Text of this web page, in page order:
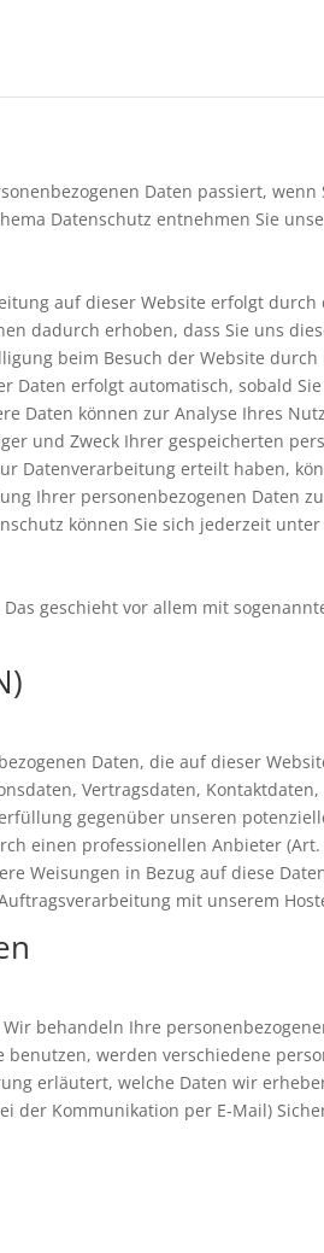
Daten passiert,
Datenschutz entnehmen Sie
auf dieser Website erfolgt
dadurch erhoben, dass Sie uns
beim Besuch der Website
Daten erfolgt automatisch, sobald
Daten können zur Analyse Ihres
und Zweck Ihrer gespeicherten
Datenverarbeitung erteilt haben,
Ihrer personenbezogenen Daten
können Sie sich jederzeit
geschieht vor allem mit
Daten, die auf dieser
Vertragsdaten,
gegenüber unseren
einen professionellen Anbieter
Weisungen in Bezug auf diese
mit unserem
behandeln Ihre
werden verschiedene
erläutert, welche Daten wir
Kommunikation per E-Mail)